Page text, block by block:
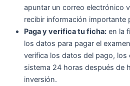
apuntar un correo electrónico
recibir información importante
Paga y verifica tu ficha: en la
los datos para pagar el
verifica los datos del pago, los
sistema 24 horas después de
inversión.